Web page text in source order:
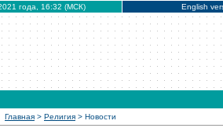
года, 16:32 (МСК) English
Главная > Религия > Новости